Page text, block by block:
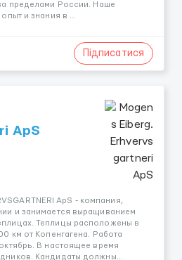
пределами России. Наше
и знания в ...
Підписатися
ApS
ApS - компания,
и занимается выращиванием
Теплицы расположены в
км от Копенгагена. Работа
В настоящее время
Кандидаты должны...